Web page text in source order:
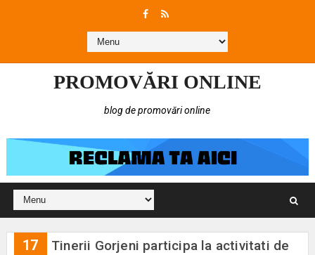
PROMOVĂRI ONLINE
blog de promovări online
17
Tinerii Gorjeni participa la activitati de